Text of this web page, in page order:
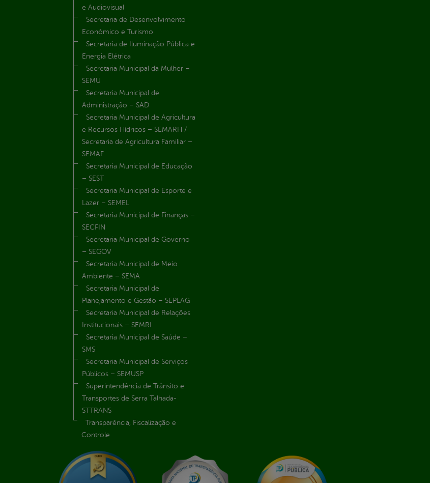
e Audiovisual
Secretaria de Desenvolvimento
Econômico e Turismo
Secretaria de Iluminação Pública e
Energia Elétrica
Secretaria Municipal da Mulher –
SEMU
Secretaria Municipal de
Administração – SAD
Secretaria Municipal de Agricultura
e Recursos Hídricos – SEMARH /
Secretaria de Agricultura Familiar –
SEMAF
Secretaria Municipal de Educação
– SEST
Secretaria Municipal de Esporte e
Lazer – SEMEL
Secretaria Municipal de Finanças –
SECFIN
Secretaria Municipal de Governo
– SEGOV
Secretaria Municipal de Meio
Ambiente – SEMA
Secretaria Municipal de
Planejamento e Gestão – SEPLAG
Secretaria Municipal de Relações
Institucionais – SEMRI
Secretaria Municipal de Saúde –
SMS
Secretaria Municipal de Serviços
Públicos – SEMUSP
Superintendência de Trânsito e
Transportes de Serra Talhada-
STTRANS
Transparência, Fiscalização e
Controle